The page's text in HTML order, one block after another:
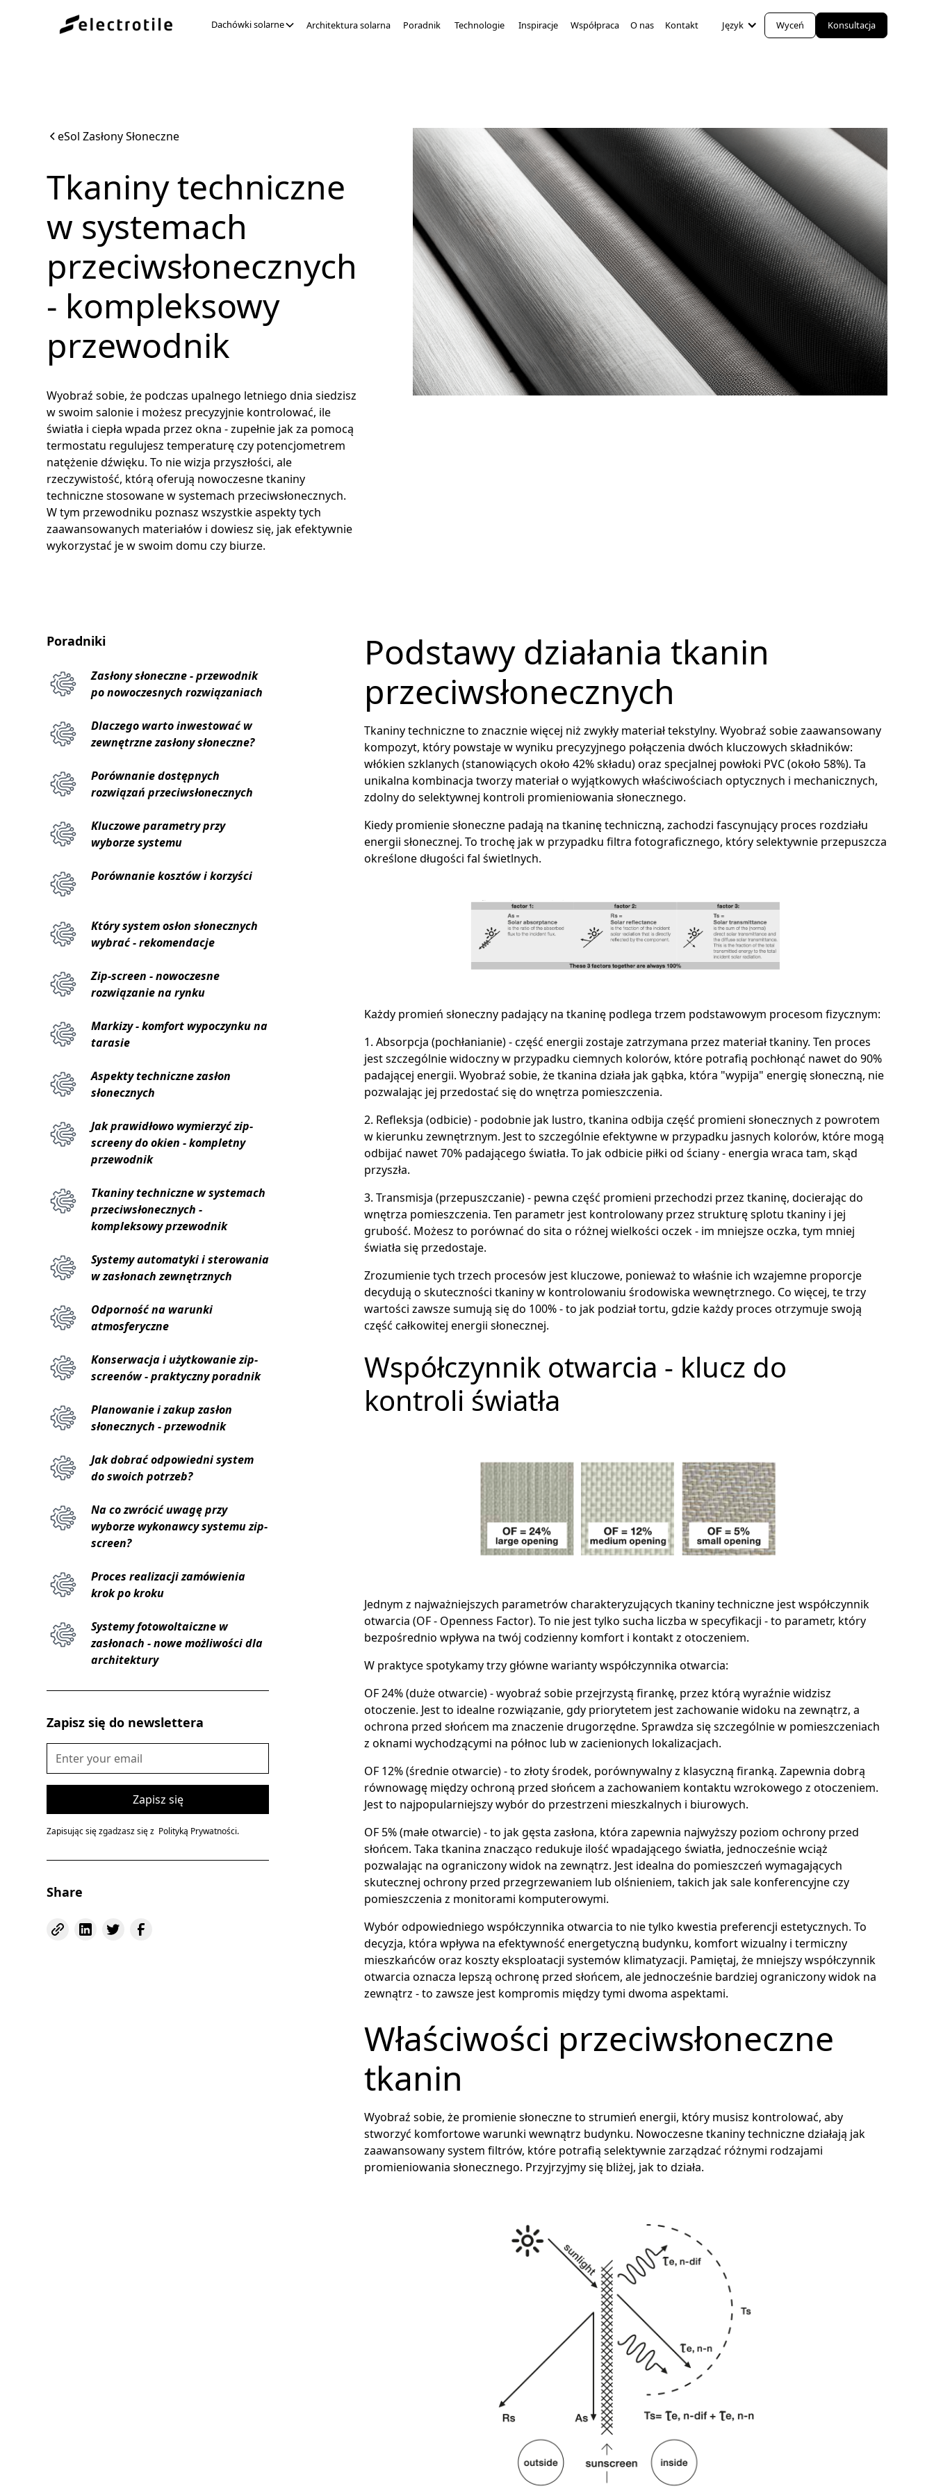
Dachówki solarne Architektura solarna Poradnik Technologie Inspiracje Współpraca O nas Kontakt Język Wyceń Konsultacja
eSol Zasłony Słoneczne
Tkaniny techniczne
w systemach
przeciwsłonecznych
- kompleksowy
przewodnik
Wyobraź sobie, że podczas upalnego letniego dnia siedzisz
w swoim salonie i możesz precyzyjnie kontrolować, ile
światła i ciepła wpada przez okna - zupełnie jak za pomocą
termostatu regulujesz temperaturę czy potencjometrem
natężenie dźwięku. To nie wizja przyszłości, ale
rzeczywistość, którą oferują nowoczesne tkaniny
techniczne stosowane w systemach przeciwsłonecznych.
W tym przewodniku poznasz wszystkie aspekty tych
zaawansowanych materiałów i dowiesz się, jak efektywnie
wykorzystać je w swoim domu czy biurze.
Poradniki
Zasłony słoneczne - przewodnik
po nowoczesnych rozwiązaniach
Dlaczego warto inwestować w
zewnętrzne zasłony słoneczne?
Porównanie dostępnych
rozwiązań przeciwsłonecznych
Kluczowe parametry przy
wyborze systemu
Porównanie kosztów i korzyści
Który system osłon słonecznych
wybrać - rekomendacje
Zip-screen - nowoczesne
rozwiązanie na rynku
Markizy - komfort wypoczynku na
tarasie
Aspekty techniczne zasłon
słonecznych
Jak prawidłowo wymierzyć zip-
screeny do okien - kompletny
przewodnik
Tkaniny techniczne w systemach
przeciwsłonecznych -
kompleksowy przewodnik
Systemy automatyki i sterowania
w zasłonach zewnętrznych
Odporność na warunki
atmosferyczne
Konserwacja i użytkowanie zip-
screenów - praktyczny poradnik
Planowanie i zakup zasłon
słonecznych - przewodnik
Jak dobrać odpowiedni system
do swoich potrzeb?
Na co zwrócić uwagę przy
wyborze wykonawcy systemu zip-
screen?
Proces realizacji zamówienia
krok po kroku
Systemy fotowoltaiczne w
zasłonach - nowe możliwości dla
architektury
Zapisz się do newslettera
Zapisując się zgadzasz się z Polityką Prywatności.
Share
Podstawy działania tkanin
przeciwsłonecznych
Tkaniny techniczne to znacznie więcej niż zwykły materiał tekstylny. Wyobraź sobie zaawansowany
kompozyt, który powstaje w wyniku precyzyjnego połączenia dwóch kluczowych składników:
włókien szklanych (stanowiących około 42% składu) oraz specjalnej powłoki PVC (około 58%). Ta
unikalna kombinacja tworzy materiał o wyjątkowych właściwościach optycznych i mechanicznych,
zdolny do selektywnej kontroli promieniowania słonecznego.
Kiedy promienie słoneczne padają na tkaninę techniczną, zachodzi fascynujący proces rozdziału
energii słonecznej. To trochę jak w przypadku filtra fotograficznego, który selektywnie przepuszcza
określone długości fal świetlnych.
Każdy promień słoneczny padający na tkaninę podlega trzem podstawowym procesom fizycznym:
1. Absorpcja (pochłanianie) - część energii zostaje zatrzymana przez materiał tkaniny. Ten proces
jest szczególnie widoczny w przypadku ciemnych kolorów, które potrafią pochłonąć nawet do 90%
padającej energii. Wyobraź sobie, że tkanina działa jak gąbka, która "wypija" energię słoneczną, nie
pozwalając jej przedostać się do wnętrza pomieszczenia.
2. Refleksja (odbicie) - podobnie jak lustro, tkanina odbija część promieni słonecznych z powrotem
w kierunku zewnętrznym. Jest to szczególnie efektywne w przypadku jasnych kolorów, które mogą
odbijać nawet 70% padającego światła. To jak odbicie piłki od ściany - energia wraca tam, skąd
przyszła.
3. Transmisja (przepuszczanie) - pewna część promieni przechodzi przez tkaninę, docierając do
wnętrza pomieszczenia. Ten parametr jest kontrolowany przez strukturę splotu tkaniny i jej
grubość. Możesz to porównać do sita o różnej wielkości oczek - im mniejsze oczka, tym mniej
światła się przedostaje.
Zrozumienie tych trzech procesów jest kluczowe, ponieważ to właśnie ich wzajemne proporcje
decydują o skuteczności tkaniny w kontrolowaniu środowiska wewnętrznego. Co więcej, te trzy
wartości zawsze sumują się do 100% - to jak podział tortu, gdzie każdy proces otrzymuje swoją
część całkowitej energii słonecznej.
Współczynnik otwarcia - klucz do
kontroli światła
Jednym z najważniejszych parametrów charakteryzujących tkaniny techniczne jest współczynnik
otwarcia (OF - Openness Factor). To nie jest tylko sucha liczba w specyfikacji - to parametr, który
bezpośrednio wpływa na twój codzienny komfort i kontakt z otoczeniem.
W praktyce spotykamy trzy główne warianty współczynnika otwarcia:
OF 24% (duże otwarcie) - wyobraź sobie przejrzystą firankę, przez którą wyraźnie widzisz
otoczenie. Jest to idealne rozwiązanie, gdy priorytetem jest zachowanie widoku na zewnątrz, a
ochrona przed słońcem ma znaczenie drugorzędne. Sprawdza się szczególnie w pomieszczeniach
z oknami wychodzącymi na północ lub w zacienionych lokalizacjach.
OF 12% (średnie otwarcie) - to złoty środek, porównywalny z klasyczną firanką. Zapewnia dobrą
równowagę między ochroną przed słońcem a zachowaniem kontaktu wzrokowego z otoczeniem.
Jest to najpopularniejszy wybór do przestrzeni mieszkalnych i biurowych.
OF 5% (małe otwarcie) - to jak gęsta zasłona, która zapewnia najwyższy poziom ochrony przed
słońcem. Taka tkanina znacząco redukuje ilość wpadającego światła, jednocześnie wciąż
pozwalając na ograniczony widok na zewnątrz. Jest idealna do pomieszczeń wymagających
skutecznej ochrony przed przegrzewaniem lub olśnieniem, takich jak sale konferencyjne czy
pomieszczenia z monitorami komputerowymi.
Wybór odpowiedniego współczynnika otwarcia to nie tylko kwestia preferencji estetycznych. To
decyzja, która wpływa na efektywność energetyczną budynku, komfort wizualny i termiczny
mieszkańców oraz koszty eksploatacji systemów klimatyzacji. Pamiętaj, że mniejszy współczynnik
otwarcia oznacza lepszą ochronę przed słońcem, ale jednocześnie bardziej ograniczony widok na
zewnątrz - to zawsze jest kompromis między tymi dwoma aspektami.
Właściwości przeciwsłoneczne
tkanin
Wyobraź sobie, że promienie słoneczne to strumień energii, który musisz kontrolować, aby
stworzyć komfortowe warunki wewnątrz budynku. Nowoczesne tkaniny techniczne działają jak
zaawansowany system filtrów, które potrafią selektywnie zarządzać różnymi rodzajami
promieniowania słonecznego. Przyjrzyjmy się bliżej, jak to działa.